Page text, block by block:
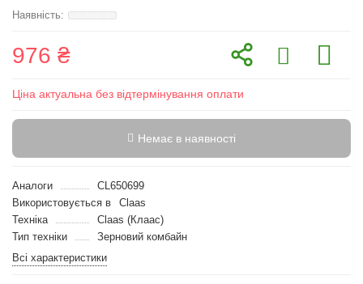
976 ₴
Ціна актуальна без відтермінування оплати
Немає в наявності
Аналоги
CL650699
Використовується в
Claas
Техніка
Claas (Клаас)
Тип техніки
Зерновий комбайн
Всі характеристики